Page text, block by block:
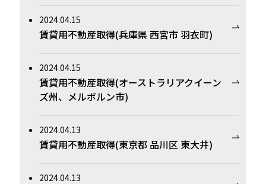
2024.04.15
賃貸用不動産取得(兵庫県 西宮市 羽衣町)
2024.04.15
賃貸用不動産取得(オーストラリアクイーン
ズ州、メルボルン市)
2024.04.13
賃貸用不動産取得(東京都 品川区 東大井)
2024.04.13